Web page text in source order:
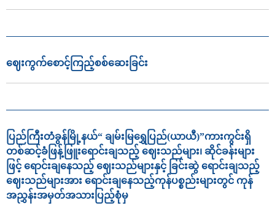
ဈေးကွက်စောင့်ကြည့်စစ်ဆေးခြင်း
ပြည်ကြီးတံခွန်မြို့နယ်“ ချမ်းမြရွှေပြည်(ယာယီ)”ကားကွင်းရှိ
တစ်ဆင့်ခံဖြန့်ဖြူးရောင်းချသည့် ဈေးသည်များ၊ ဆိုင်ခန်းများ
ဖြင့် ရောင်းချနေသည့် ဈေးသည်များနှင့် ခြင်းဆွဲ ရောင်းချသည့်
ဈေးသည်များအား ရောင်းချနေသည့်ကုန်ပစ္စည်းများတွင် ကုန်
အညွှန်းအမှတ်အသားပြည့်စုံမှ